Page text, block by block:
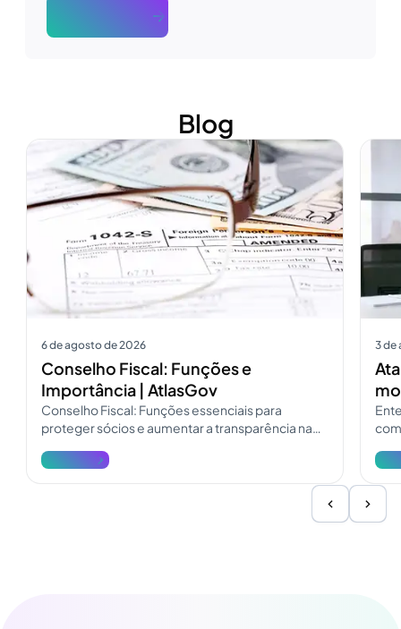
Blog
6 de agosto de 2026
Conselho Fiscal: Funções e
Importância | AtlasGov
Conselho Fiscal: Funções essenciais para
proteger sócios e aumentar a transparência na
e atualize a fiscalização.
Ver mais
3 de
Ver